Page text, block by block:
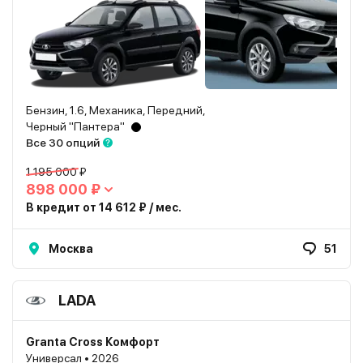
Бензин, 1.6, Механика, Передний,
Черный "Пантера"
Все 30 опций
1 195 000 ₽
898 000 ₽
В кредит от 14 612 ₽ / мес.
Москва 51
LADA
Granta Cross Комфорт
Универсал • 2026